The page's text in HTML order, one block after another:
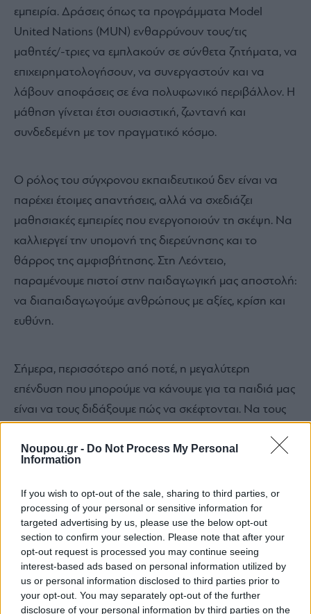
Noupou.gr - Do Not Process My Personal
Information
If you wish to opt-out of the sale, sharing to third parties, or
processing of your personal or sensitive information for
targeted advertising by us, please use the below opt-out
section to confirm your selection. Please note that after your
opt-out request is processed you may continue seeing
interest-based ads based on personal information utilized by
us or personal information disclosed to third parties prior to
your opt-out. You may separately opt-out of the further
disclosure of your personal information by third parties on the
εμπειρία. Δράσεις όπως τα προγράμματα Model
United Nations (MUN) ενθαρρύνουν τους/τις
μαθητές/-τριες να εμπλακούν σε σύνθετα ζητήματα, να
επιχειρηματολογήσουν, να συνεργαστούν και να
λάβουν αποφάσεις σε ένα πολυφωνικό περιβάλλον. Η
μάθηση γίνεται έτσι ουσιαστική, ζωντανή και
συνδεδεμένη με τον πραγματικό κόσμο.
Ο ρόλος του σύγχρονου εκπαιδευτικού δεν είναι να
παρέχει έτοιμες απαντήσεις, αλλά να σχεδιάζει
μαθησιακές εμπειρίες που ενεργοποιούν τη σκέψη. Να
καλλιεργεί την υπομονή της διερεύνησης και το
θάρρος της αμφισβήτησης. Στη Λεόντειο,
παραμένουμε πιστοί στην παιδαγωγική μας αποστολή:
να διαπαιδαγωγούμε ανθρώπους με αξίες, κρίση και
ευθύνη.
Σήμερα, περισσότερο από ποτέ, η μεγαλύτερη
επένδυση που μπορούμε να κάνουμε για τα παιδιά μας
είναι να τους διδάξουμε πώς να σκέφτονται. Να τους
στο μέλλον, αλλά να το διαμορφώσουν με συνείδηση,
Λεόντειος Σχολή Νέας
Σμύρνης